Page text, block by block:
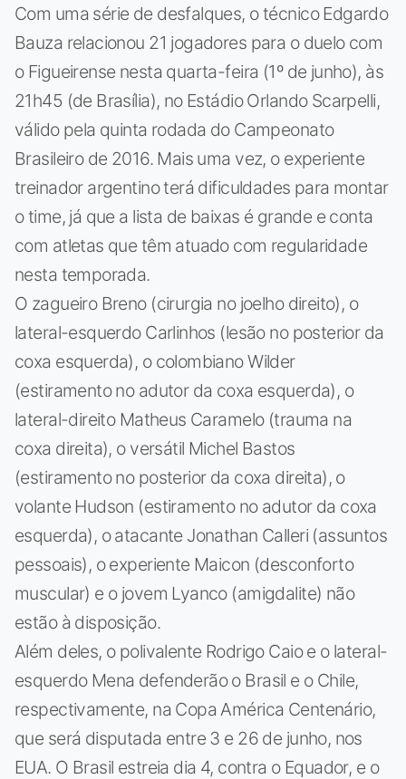
Com uma série de desfalques, o técnico Edgardo
Bauza relacionou 21 jogadores para o duelo com
o Figueirense nesta quarta-feira (1º de junho), às
21h45 (de Brasília), no Estádio Orlando Scarpelli,
válido pela quinta rodada do Campeonato
Brasileiro de 2016. Mais uma vez, o experiente
treinador argentino terá dificuldades para montar
o time, já que a lista de baixas é grande e conta
com atletas que têm atuado com regularidade
nesta temporada.
O zagueiro Breno (cirurgia no joelho direito), o
lateral-esquerdo Carlinhos (lesão no posterior da
coxa esquerda), o colombiano Wilder
(estiramento no adutor da coxa esquerda), o
lateral-direito Matheus Caramelo (trauma na
coxa direita), o versátil Michel Bastos
(estiramento no posterior da coxa direita), o
volante Hudson (estiramento no adutor da coxa
esquerda), o atacante Jonathan Calleri (assuntos
pessoais), o experiente Maicon (desconforto
muscular) e o jovem Lyanco (amigdalite) não
estão à disposição.
Além deles, o polivalente Rodrigo Caio e o lateral-
esquerdo Mena defenderão o Brasil e o Chile,
respectivamente, na Copa América Centenário,
que será disputada entre 3 e 26 de junho, nos
EUA. O Brasil estreia dia 4, contra o Equador, e o